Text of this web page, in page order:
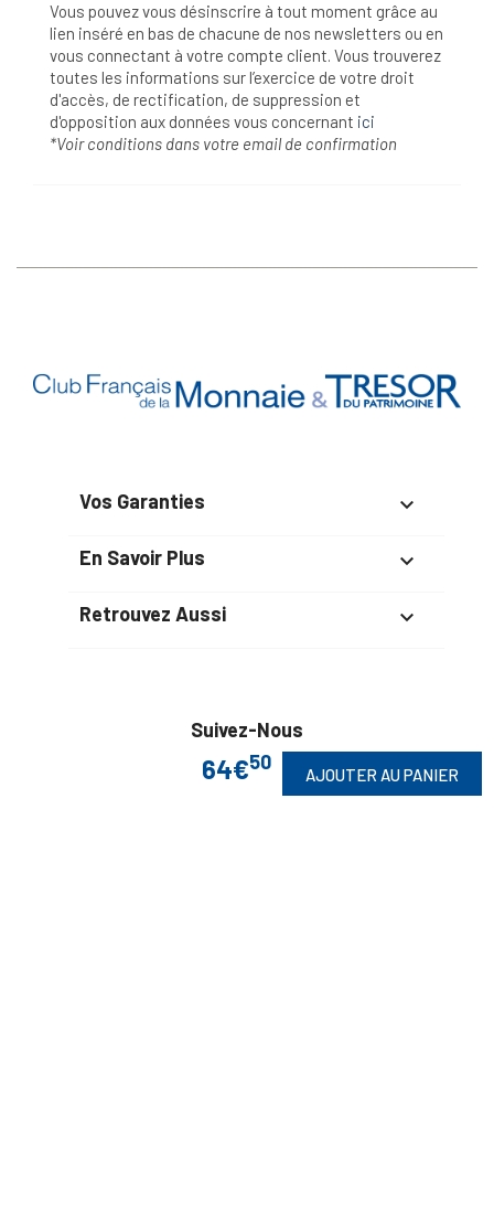
64€50
AJOUTER AU PANIER
Vous pouvez vous désinscrire à tout moment grâce au
lien inséré en bas de chacune de nos newsletters ou en
vous connectant à votre compte client. Vous trouverez
toutes les informations sur l’exercice de votre droit
d'accès, de rectification, de suppression et
d'opposition aux données vous concernant ici
*Voir conditions dans votre email de confirmation
Vos Garanties 
En Savoir Plus 
Retrouvez Aussi 
Suivez-Nous